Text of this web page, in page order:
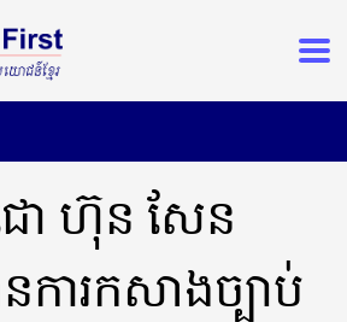
ជោ ហ៊ុន សែន
ការកសាងច្បាប់